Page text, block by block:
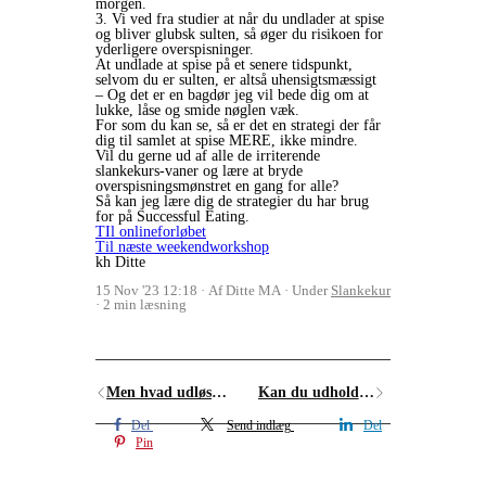
morgen.
3. Vi ved fra studier at når du undlader at spise
og bliver glubsk sulten, så øger du risikoen for
yderligere overspisninger.
At undlade at spise på et senere tidspunkt,
selvom du er sulten, er altså uhensigtsmæssigt
– Og det er en bagdør jeg vil bede dig om at
lukke, låse og smide nøglen væk.
For som du kan se, så er det en strategi der får
dig til samlet at spise MERE, ikke mindre.
Vil du gerne ud af alle de irriterende
slankekurs-vaner og lære at bryde
overspisningsmønstret en gang for alle?
Så kan jeg lære dig de strategier du har brug
for på Successful Eating.
TIl onlineforløbet
Til næste weekendworkshop
kh Ditte
15 Nov '23 12:18
Af Ditte MA Under Slankekur
2 min læsning
Men hvad udløste min overspisning? Kan du udholde glæde?
Del Send indlæg
Del
Pin